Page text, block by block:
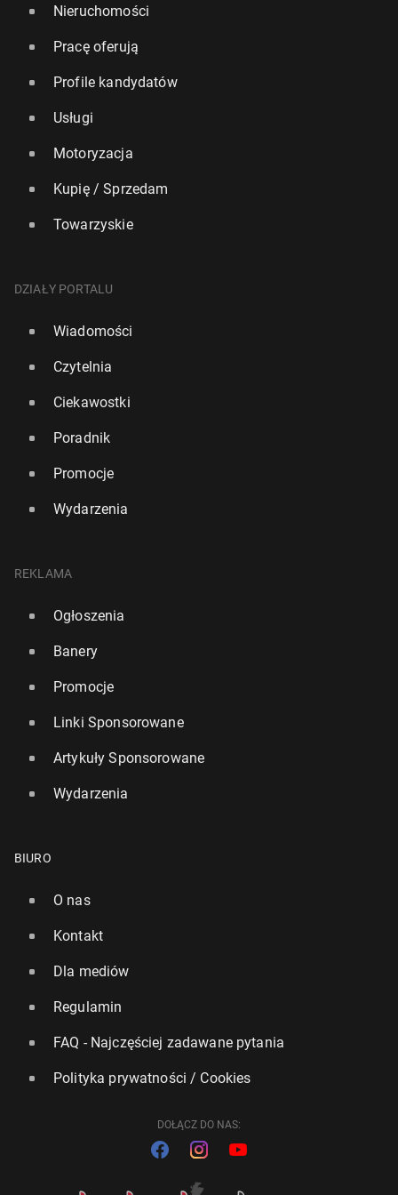
Nieruchomości
Pracę oferują
Profile kandydatów
Usługi
Motoryzacja
Kupię / Sprzedam
Towarzyskie
DZIAŁY PORTALU
Wiadomości
Czytelnia
Ciekawostki
Poradnik
Promocje
Wydarzenia
REKLAMA
Ogłoszenia
Banery
Promocje
Linki Sponsorowane
Artykuły Sponsorowane
Wydarzenia
BIURO
O nas
Kontakt
Dla mediów
Regulamin
FAQ - Najczęściej zadawane pytania
Polityka prywatności / Cookies
DOŁĄCZ DO NAS: